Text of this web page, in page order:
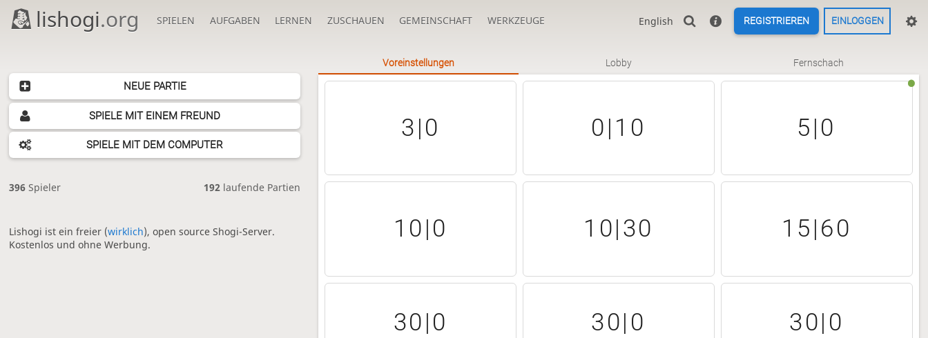
lishogi.org SPIELEN AUFGABEN LERNEN ZUSCHAUEN GEMEINSCHAFT WERKZEUGE English REGISTRIEREN EINLOGGEN
NEUE PARTIE
SPIELE MIT EINEM FREUND
SPIELE MIT DEM COMPUTER
396 Spieler 192laufende Partien
Voreinstellungen Lobby Fernschach
3|0 0|10 5|0
10|0 10|30 15|60
30|0 30|0 30|0
Lishogi ist ein freier (wirklich), open source Shogi-Server.
Kostenlos und ohne Werbung.